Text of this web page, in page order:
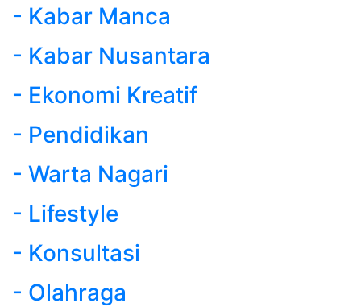
- Kabar Manca
- Kabar Nusantara
- Ekonomi Kreatif
- Pendidikan
- Warta Nagari
- Lifestyle
- Konsultasi
- Olahraga